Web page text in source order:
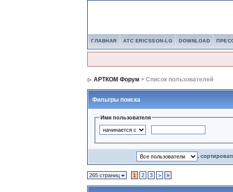
ГЛАВНАЯ АТС ERICSSON-LG DOWNLOAD
АРТКОМ Форум > Список пользователей
Фильтры поиска
Имя пользователя
,
265 страниц 1 2 3 > »